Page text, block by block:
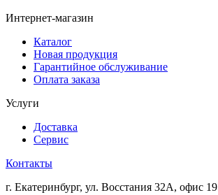
Интернет-магазин
Каталог
Новая продукция
Гарантийное обслуживание
Оплата заказа
Услуги
Доставка
Сервис
Контакты
г. Екатеринбург, ул. Восстания 32А, офис 19